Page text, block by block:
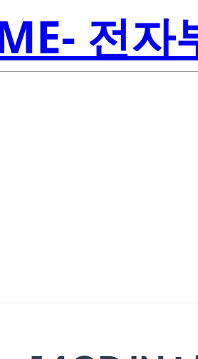
전자